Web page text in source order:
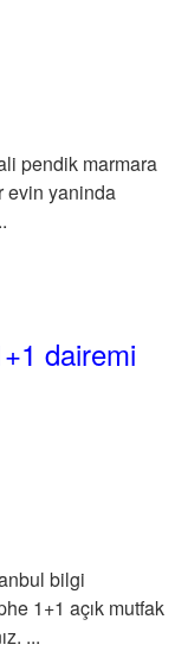
pendik marmara
evin yaninda
dairemi
bilgi
1+1 açık mutfak
...